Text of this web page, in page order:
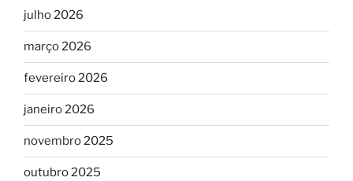
julho 2026
março 2026
fevereiro 2026
janeiro 2026
novembro 2025
outubro 2025